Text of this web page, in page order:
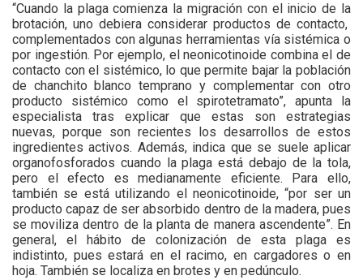
“Cuando la plaga comienza la migración con el inicio de la
brotación, uno debiera considerar productos de contacto,
complementados con algunas herramientas vía sistémica o
por ingestión. Por ejemplo, el neonicotinoide combina el de
contacto con el sistémico, lo que permite bajar la población
de chanchito blanco temprano y complementar con otro
producto sistémico como el spirotetramato”, apunta la
especialista tras explicar que estas son estrategias
nuevas, porque son recientes los desarrollos de estos
ingredientes activos. Además, indica que se suele aplicar
organofosforados cuando la plaga está debajo de la tola,
pero el efecto es medianamente eficiente. Para ello,
también se está utilizando el neonicotinoide, “por ser un
producto capaz de ser absorbido dentro de la madera, pues
se moviliza dentro de la planta de manera ascendente”. En
general, el hábito de colonización de esta plaga es
indistinto, pues estará en el racimo, en cargadores o en
hoja. También se localiza en brotes y en pedúnculo.